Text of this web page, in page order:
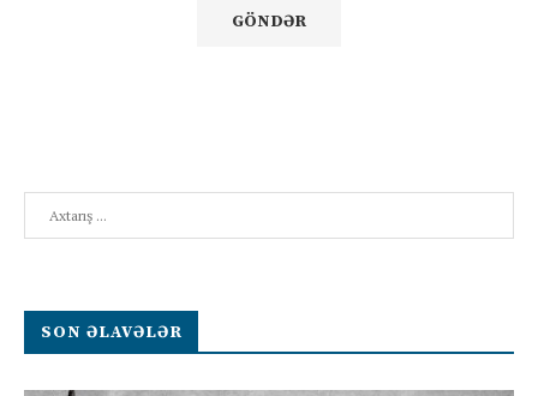
SON ƏLAVƏLƏR